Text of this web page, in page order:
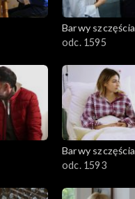
Barwy szczęścia
odc. 1595
Barwy szczęścia
odc. 1593